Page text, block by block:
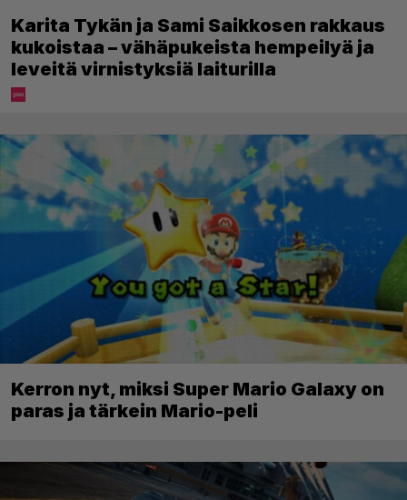
Karita Tykän ja Sami Saikkosen rakkaus
kukoistaa – vähäpukeista hempeilyä ja
leveitä virnistyksiä laiturilla
Kerron nyt, miksi Super Mario Galaxy on
paras ja tärkein Mario-peli